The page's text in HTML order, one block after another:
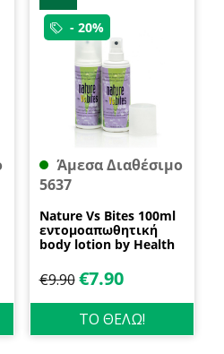
- 20%
Άμεσα Διαθέσιμο
5637
Nature Vs Bites 100ml
εντομοαπωθητική
body lotion by Health
€9.90 €7.90
ΤΟ ΘΕΛΩ!